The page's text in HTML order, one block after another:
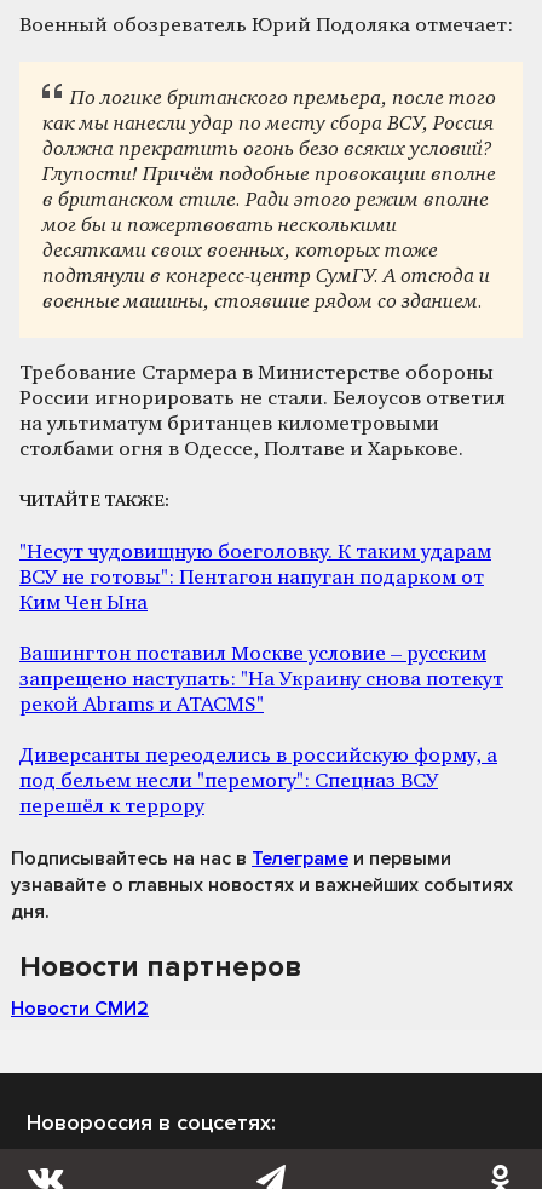
Военный обозреватель Юрий Подоляка отмечает:
По логике британского премьера, после того
как мы нанесли удар по месту сбора ВСУ, Россия
должна прекратить огонь безо всяких условий?
Глупости! Причём подобные провокации вполне
в британском стиле. Ради этого режим вполне
мог бы и пожертвовать несколькими
десятками своих военных, которых тоже
подтянули в конгресс-центр СумГУ. А отсюда и
военные машины, стоявшие рядом со зданием.
Требование Стармера в Министерстве обороны
России игнорировать не стали. Белоусов ответил
на ультиматум британцев километровыми
столбами огня в Одессе, Полтаве и Харькове.
ЧИТАЙТЕ ТАКЖЕ:
"Несут чудовищную боеголовку. К таким ударам
ВСУ не готовы": Пентагон напуган подарком от
Ким Чен Ына
Вашингтон поставил Москве условие – русским
запрещено наступать: "На Украину снова потекут
рекой Abrams и ATACMS"
Диверсанты переоделись в российскую форму, а
под бельем несли "перемогу": Спецназ ВСУ
перешёл к террору
Подписывайтесь на нас в Телеграме и первыми
узнавайте о главных новостях и важнейших событиях
дня.
Новости партнеров
Новости СМИ2
Новороссия в соцсетях: